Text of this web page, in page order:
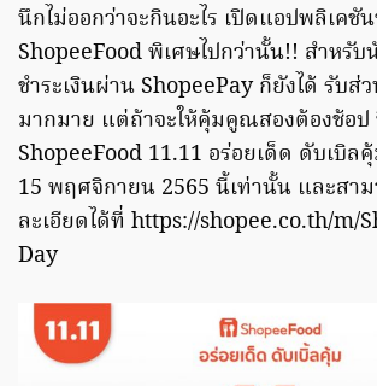
นึกไม่ออกว่าจะกินอะไร เปิดแอปพลิเคชั
ShopeeFood พิเศษไปกว่านั้น!! สำหรั
ชำระเงินผ่าน ShopeePay ก็ยังได้ รับ
มากมาย แต่ถ้าจะให้คุ้มคูณสองต้องช้อป
ShopeeFood 11.11 อร่อยเด็ด ดับเบิ
15 พฤศจิกายน 2565 นี้เท่านั้น และสา
ละเอียดได้ที่ https://shopee.co.th/m/
Day